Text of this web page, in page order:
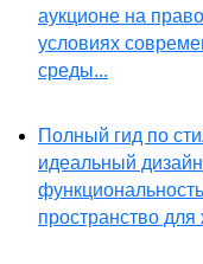
аукционе на
условиях
среды...
Полный гид по
идеальный
пространство